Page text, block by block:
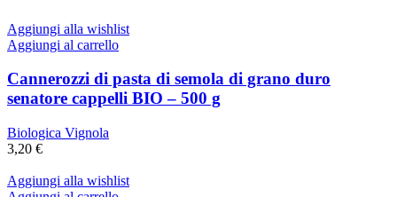
Aggiungi alla wishlist
Aggiungi al carrello
Cannerozzi di pasta di semola di grano duro
senatore cappelli BIO – 500 g
Biologica Vignola
3,20 €
Aggiungi alla wishlist